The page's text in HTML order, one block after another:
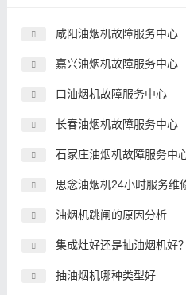
咸阳油烟机故障服务中心
嘉兴油烟机故障服务中心
口油烟机故障服务中心
长春油烟机故障服务中心
石家庄油烟机故障服务中
思念油烟机24小时服务维
油烟机跳闸的原因分析
集成灶好还是抽油烟机好
抽油烟机哪种类型好